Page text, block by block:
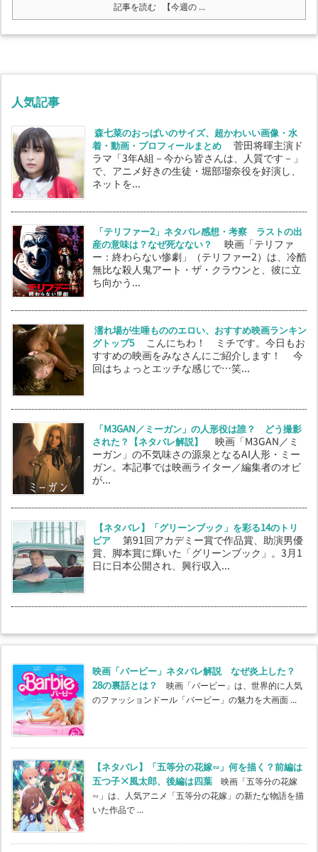
記事を読む 【今週の ...
人気記事
森七菜のおっぱいのサイズ、超かわいい画像・水
着・動画・プロフィールまとめ
菅田将暉主演ド
ラマ「3年A組－今から皆さんは、人質です－」
で、アニメ好きの生徒・堀部瑠奈役を好演し、
ネットを...
「テリファー2」ネタバレ感想・考察 ラストの出
産の意味は？なぜ死なない？
映画「テリファ
ー：終わらない惨劇」（テリファー2）は、冷酷
無比な殺人鬼アート・ザ・クラウンと、彼に立
ち向かう...
濡れ場が生唾もののエロい、おすすめ映画ランキン
グトップ5
こんにちわ！ ミチです。今日もお
すすめの映画をみなさんにご紹介します！ 今
回はちょっとエッチな感じで…笑...
「M3GAN／ミーガン」の人形役は誰？ どう撮影
された？【ネタバレ解説】
映画「M3GAN／ミ
ーガン」の不気味さの源泉となるAI人形・ミー
ガン。本記事では映画ライター／編集者のオビ
が...
【ネタバレ】「グリーンブック」を彩る14のトリ
ビア
第91回アカデミー賞で作品賞、助演男優
賞、脚本賞に輝いた「グリーンブック」。3月1
日に日本公開され、興行収入...
映画「バービー」ネタバレ解説 なぜ炎上した？
28の裏話とは？
映画「バービー」は、世界的に人気
のファッションドール「バービー」の魅力を大画面 ...
【ネタバレ】「五等分の花嫁∽」何を描く？前編は
五つ子×風太郎、後編は四葉 映画「五等分の花嫁
∽」は、人気アニメ「五等分の花嫁」の新たな物語を描
いた作品で ...